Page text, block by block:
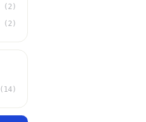
(2)
(2)
(14)